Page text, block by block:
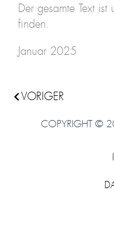
Der gesamte Text ist
finden.
Januar 2025
Zurück
VORIGER
COPYRIGHT ©